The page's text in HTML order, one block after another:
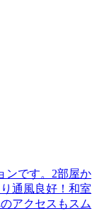
ンです。2部屋か
通風良好！和室
アクセスもスム